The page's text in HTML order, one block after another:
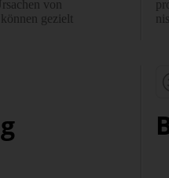
von
gezielt